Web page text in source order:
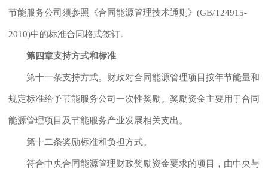
节能服务公司须参照《合同能源管理技术通则》(GB/T24915-
2010)中的标准合同格式签订。
第四章支持方式和标准
第十一条支持方式。财政对合同能源管理项目按年节能量和
规定标准给予节能服务公司一次性奖励。奖励资金主要用于合同
能源管理项目及节能服务产业发展相关支出。
第十二条奖励标准和负担方式。
符合中央合同能源管理财政奖励资金要求的项目，由中央与